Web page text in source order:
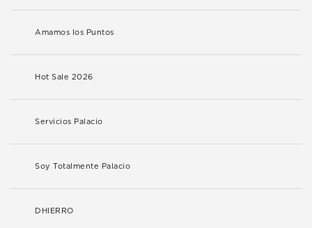
Amamos los Puntos
Hot Sale 2026
Servicios Palacio
Soy Totalmente Palacio
DHIERRO